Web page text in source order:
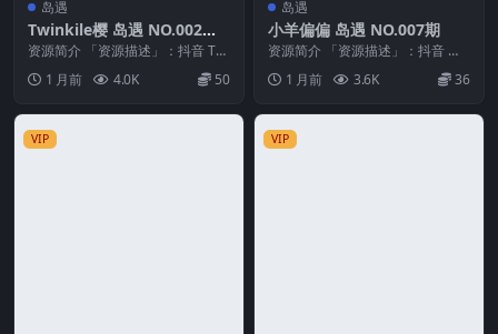
岛遇
Twinkile樱 岛遇 NO.002期
最新至：2026.6.25
资源简介 「资源描述」：抖音 Twi
nkile樱 岛遇 NO.002期 【36P...
1 月前 4.0K 50
岛遇
小羊偏偏 岛遇 NO.007期
资源简介 「资源描述」：抖音 小
羊偏偏 岛遇 NO.007期 【10P】
「资源...
1 月前 3.6K 36
VIP VIP